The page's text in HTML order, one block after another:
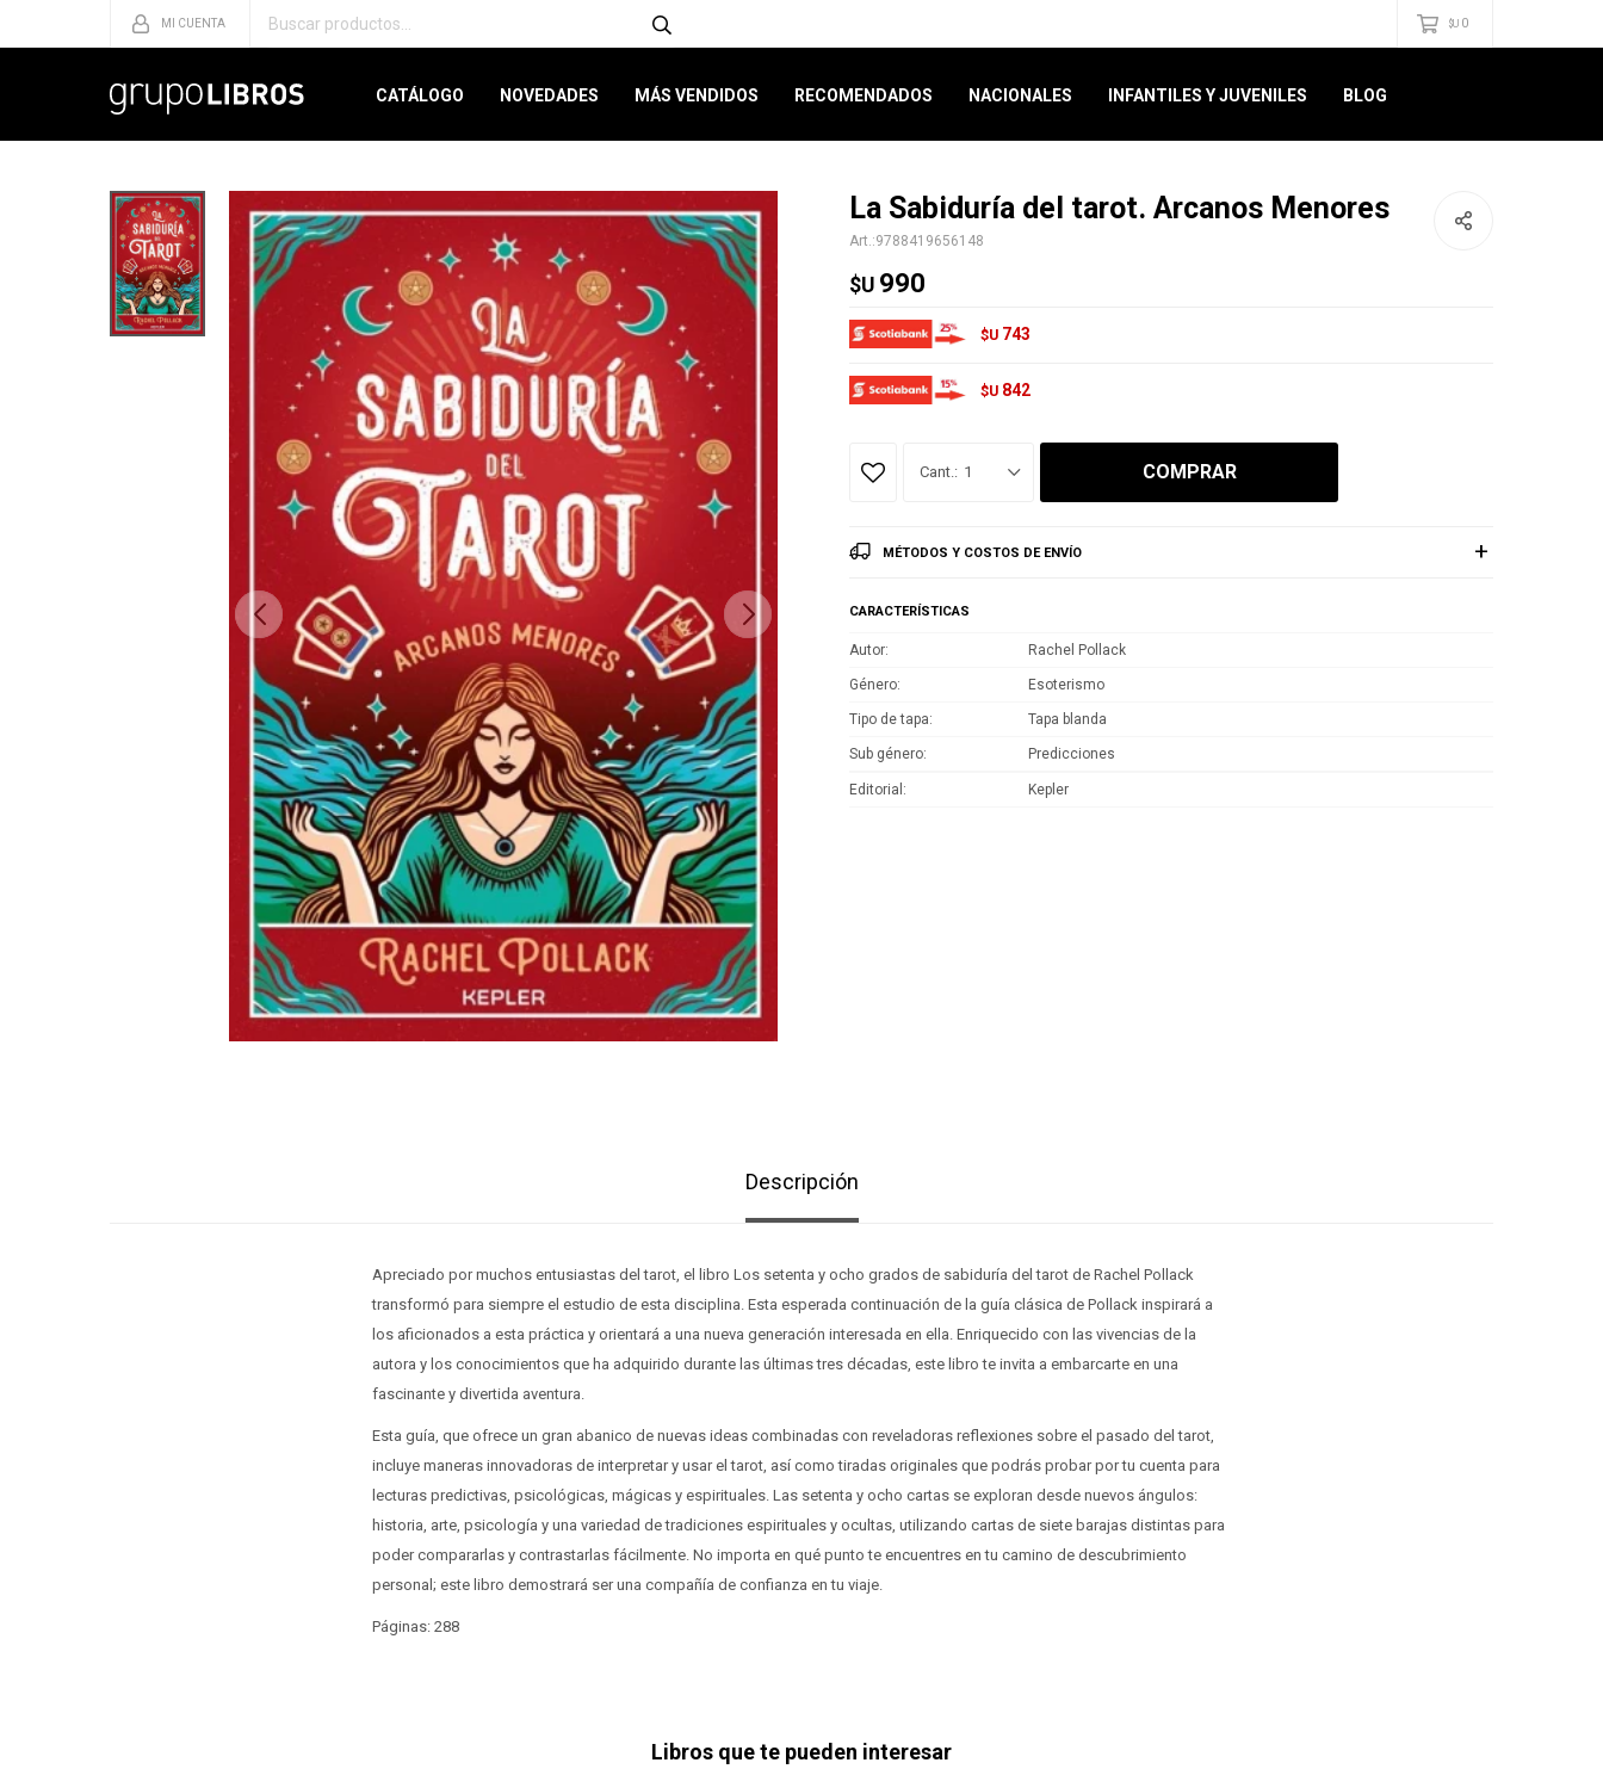
CATÁLOGO NOVEDADES MÁS VENDIDOS RECOMENDADOS NACIONALES INFANTILES Y JUVENILES BLOG
$U 0
La Sabiduría del tarot. Arcanos Menores
9788419656148
$U 990
$U 743
$U 842
1 COMPRAR
MÉTODOS Y COSTOS DE ENVÍO
CARACTERÍSTICAS
Autor Rachel Pollack
Género Esoterismo
Tipo de tapa Tapa blanda
Sub género Predicciones
Editorial Kepler
Descripción
Apreciado por muchos entusiastas del tarot, el libro Los setenta y ocho grados de sabiduría del tarot de Rachel Pollack
transformó para siempre el estudio de esta disciplina. Esta esperada continuación de la guía clásica de Pollack inspirará a
los aficionados a esta práctica y orientará a una nueva generación interesada en ella. Enriquecido con las vivencias de la
autora y los conocimientos que ha adquirido durante las últimas tres décadas, este libro te invita a embarcarte en una
fascinante y divertida aventura.
Esta guía, que ofrece un gran abanico de nuevas ideas combinadas con reveladoras reflexiones sobre el pasado del tarot,
incluye maneras innovadoras de interpretar y usar el tarot, así como tiradas originales que podrás probar por tu cuenta para
lecturas predictivas, psicológicas, mágicas y espirituales. Las setenta y ocho cartas se exploran desde nuevos ángulos:
historia, arte, psicología y una variedad de tradiciones espirituales y ocultas, utilizando cartas de siete barajas distintas para
poder compararlas y contrastarlas fácilmente. No importa en qué punto te encuentres en tu camino de descubrimiento
personal; este libro demostrará ser una compañía de confianza en tu viaje.
Páginas: 288
Libros que te pueden interesar